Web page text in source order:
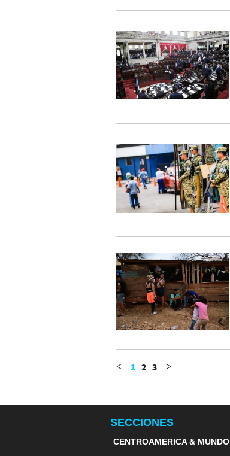
< 1 2 3 >
SECCIONES
CENTROAMERICA & MUNDO